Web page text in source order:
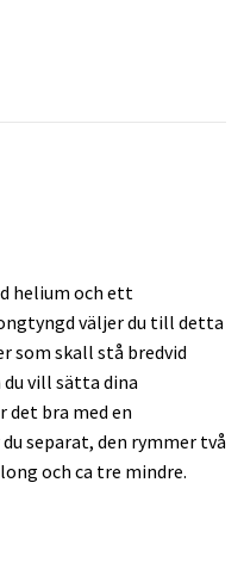
helium och ett
väljer du till detta
som skall stå bredvid
vill sätta dina
bra med en
separat, den rymmer två
och ca tre mindre.